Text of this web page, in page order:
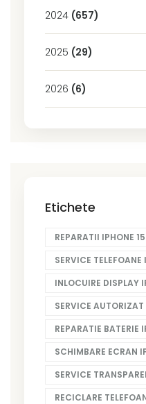
2024 (657)
2025 (29)
2026 (6)
Etichete
REPARATII IPHONE
SERVICE
INLOCUIRE DISPLAY
SERVICE
REPARATIE BATERIE
SCHIMBARE ECRAN
SERVICE
RECICLARE